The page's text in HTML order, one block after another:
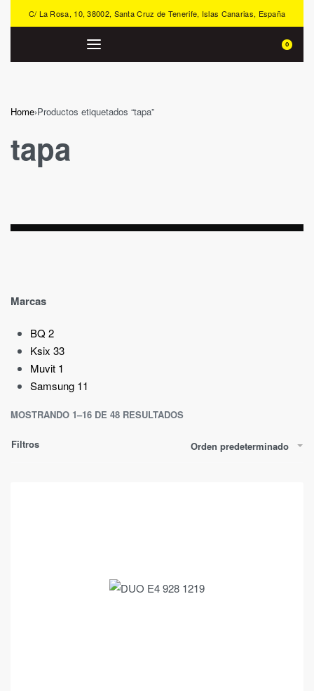
C/ La Rosa, 10, 38002, Santa Cruz de Tenerife, Islas Canarias, España
0
Home›Productos etiquetados “tapa”
tapa
Marcas
BQ 2
Ksix 33
Muvit 1
Samsung 11
MOSTRANDO 1–16 DE 48 RESULTADOS
Orden predeterminado
Filtros